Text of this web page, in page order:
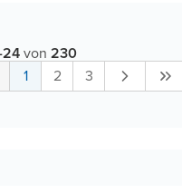
24von 230
1
2 3